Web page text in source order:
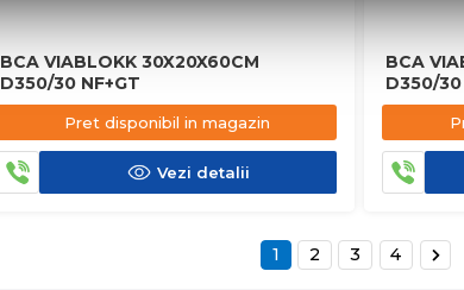
BCA VIABLOKK 30X20X60CM
D350/30 NF+GT
Pret disponibil in magazin
Vezi detalii
BCA
D350/30
1 2 3 4